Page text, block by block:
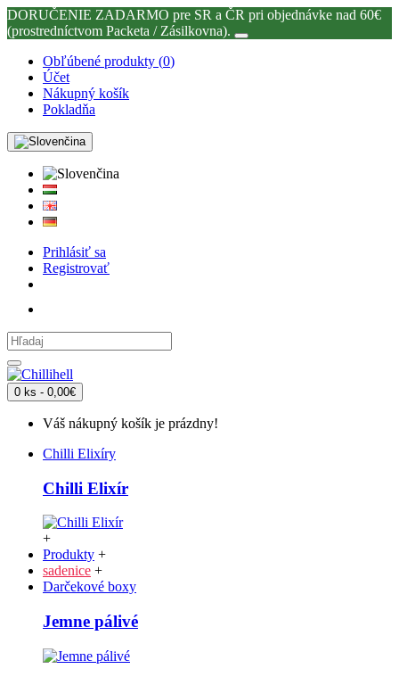
DORUČENIE ZADARMO pre SR a ČR pri objednávke nad 60€
(prostredníctvom Packeta / Zásilkovna).
Obľúbené produkty (0)
Účet
Nákupný košík
Pokladňa
Prihlásiť sa
Registrovať
0 ks - 0,00€
Váš nákupný košík je prázdny!
Chilli Elixíry
Chilli Elixír
+
Produkty +
sadenice +
Darčekové boxy
Jemne pálivé